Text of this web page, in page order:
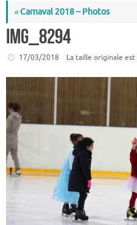
«Carnaval 2018 – Photos
IMG_8294
17/03/2018 La taille originale est